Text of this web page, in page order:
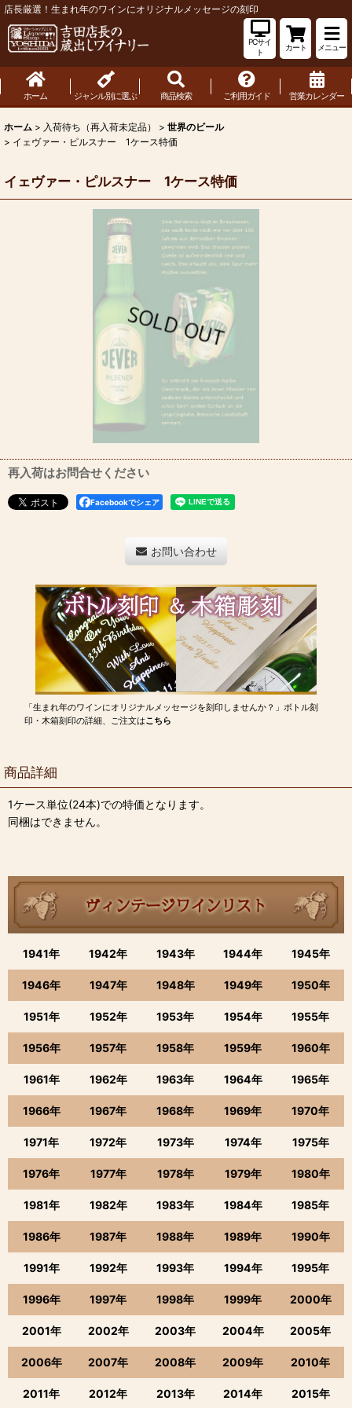
店長厳選！生まれ年のワインにオリジナルメッセージの刻印
PCサイ
ト
カート メニュー
ホーム ジャンル別に選ぶ 商品検索 ご利用ガイド 営業カレンダー
ホーム > 入荷待ち（再入荷未定品） > 世界のビール
> イェヴァー・ピルスナー 1ケース特価
イェヴァー・ピルスナー 1ケース特価
再入荷はお問合せください
Facebookでシェア
お問い合わせ
「生まれ年のワインにオリジナルメッセージを刻印しませんか？」ボトル刻
印・木箱刻印の詳細、ご注文はこちら
商品詳細
1ケース単位(24本)での特価となります。
同梱はできません。
1941年 1942年 1943年 1944年 1945年
1946年 1947年 1948年 1949年 1950年
1951年 1952年 1953年 1954年 1955年
1956年 1957年 1958年 1959年 1960年
1961年 1962年 1963年 1964年 1965年
1966年 1967年 1968年 1969年 1970年
1971年 1972年 1973年 1974年 1975年
1976年 1977年 1978年 1979年 1980年
1981年 1982年 1983年 1984年 1985年
1986年 1987年 1988年 1989年 1990年
1991年 1992年 1993年 1994年 1995年
1996年 1997年 1998年 1999年 2000年
2001年 2002年 2003年 2004年 2005年
2006年 2007年 2008年 2009年 2010年
2011年 2012年 2013年 2014年 2015年